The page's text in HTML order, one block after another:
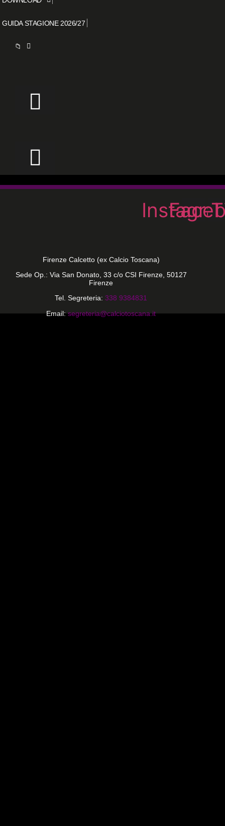
GUIDA STAGIONE 2026/27
📁
Firenze Calcetto (ex Calcio Toscana)
Sede Op.: Via San Donato, 33 c/o CSI Firenze, 50127
Firenze
Tel. Segreteria: 338 9384831
Email: segreteria@calciotoscana.it